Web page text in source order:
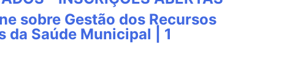
sobre Gestão dos Recursos
da Saúde Municipal | 1